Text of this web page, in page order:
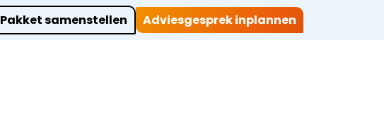
Pakket samenstellen Adviesgesprek inplannen